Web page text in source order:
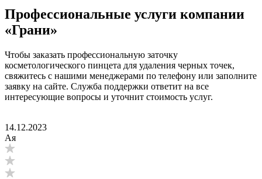
Профессиональные услуги компании
«Грани»
Чтобы заказать профессиональную заточку
косметологического пинцета для удаления черных точек,
свяжитесь с нашими менеджерами по телефону или заполните
заявку на сайте. Служба поддержки ответит на все
интересующие вопросы и уточнит стоимость услуг.
14.12.2023
Ая